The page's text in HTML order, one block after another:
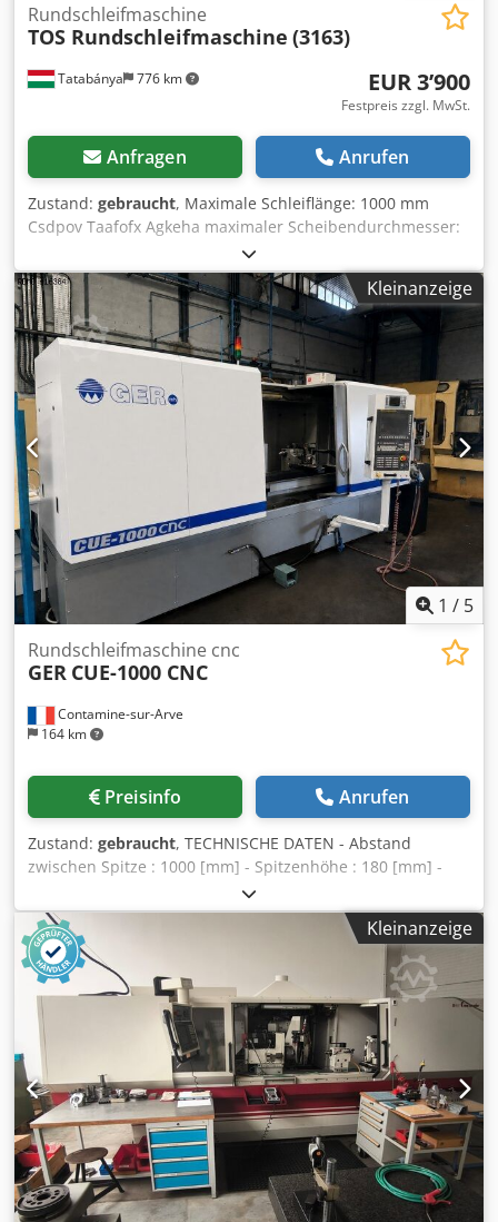
Tatabánya 776 km
Rundschleifmaschine
TOS Rundschleifmaschine (3163)
EUR 3’900
Festpreis zzgl. MwSt.
Anfragen Anrufen
Zustand: gebraucht, Maximale Schleiflänge: 1000 mm
Csdpov Taafofx Agkeha maximaler Scheibendurchmesser:
320 mm Bohrung: 30mm Hersteller: TOS
Kleinanzeige
1 / 5
Contamine-sur-Arve
164 km
Rundschleifmaschine cnc
GER CUE-1000 CNC
Preisinfo Anrufen
Zustand: gebraucht, TECHNISCHE DATEN - Abstand
zwischen Spitze : 1000 [mm] - Spitzenhöhe : 180 [mm] -
Max. Stück Gewicht zwischen Spitzen : 100 [kg]
SCHLEIFSCHEIBE-HALTER SPINDELTSOCK - Außenschleifen
* Leistung : 7.5 [kW] * Schleifscheibe Abmessungen :
500/80/203 [mm] STÜCKHALTER SPINDELSTOCK -
Geschwindigkeit : 10-800 [Upm] ELEKTRISCHE
VERSORGUNG - Versorgungsspannung : 400 [V] ZUBEHÖR -
Steuerung : Fanuc Oi-TF Chsdezrp Edepfx Agkea - 3-farbige
Statuslampe - Werkzeug Meßtastereinrichtung : Marposs -
Kühlmitteltank * mit Papierfilter * mit Kühlmittelkühlung
Kleinanzeige